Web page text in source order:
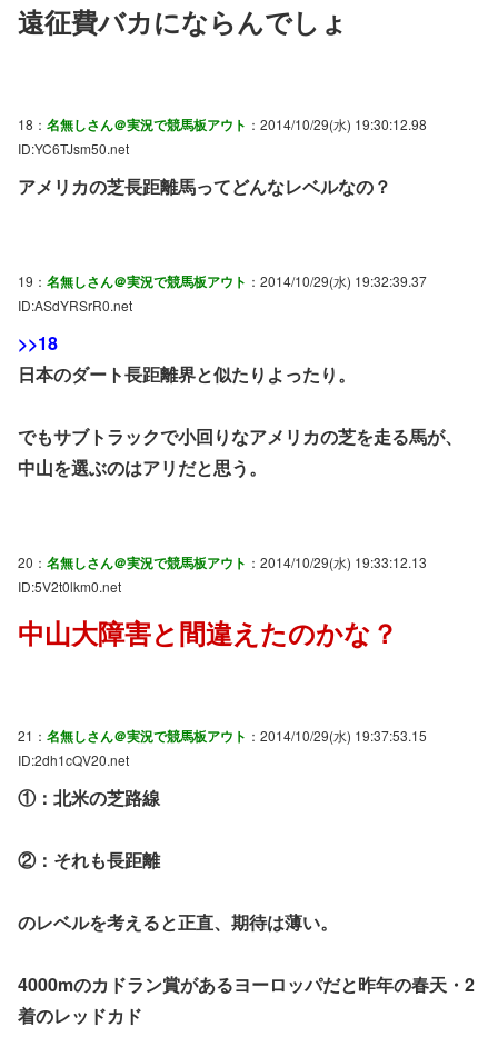
遠征費バカにならんでしょ
18： 名無しさん＠実況で競馬板アウト ：2014/10/29(水) 19:30:12.98
ID:YC6TJsm50.net
アメリカの芝長距離馬ってどんなレベルなの？
19： 名無しさん＠実況で競馬板アウト ：2014/10/29(水) 19:32:39.37
ID:ASdYRSrR0.net
>>18
日本のダート長距離界と似たりよったり。
でもサブトラックで小回りなアメリカの芝を走る馬が、
中山を選ぶのはアリだと思う。
20： 名無しさん＠実況で競馬板アウト ：2014/10/29(水) 19:33:12.13
ID:5V2t0lkm0.net
中山大障害と間違えたのかな？
21： 名無しさん＠実況で競馬板アウト ：2014/10/29(水) 19:37:53.15
ID:2dh1cQV20.net
①：北米の芝路線
②：それも長距離
のレベルを考えると正直、期待は薄い。
4000mのカドラン賞があるヨーロッパだと昨年の春天・2
着のレッドカド